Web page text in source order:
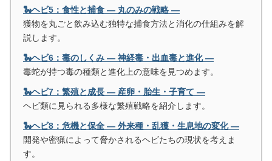
🐍ヘビ5：食性と捕食 ― 丸のみの戦略 ―
獲物を丸ごと飲み込む独特な捕食方法と消化の仕組みを解
説します。
🐍ヘビ6：毒のしくみ ― 神経毒・出血毒と進化 ―
毒蛇が持つ毒の種類と進化上の意味を見つめます。
🐍ヘビ7：繁殖と成長 ― 産卵・胎生・子育て ―
ヘビ類に見られる多様な繁殖戦略を紹介します。
🐍ヘビ8：危機と保全 ― 外来種・乱獲・生息地の変化 ―
開発や密猟によって脅かされるヘビたちの現状を考えま
す。